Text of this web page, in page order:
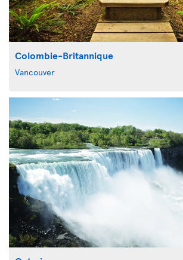
Colombie-Britannique
Vancouver